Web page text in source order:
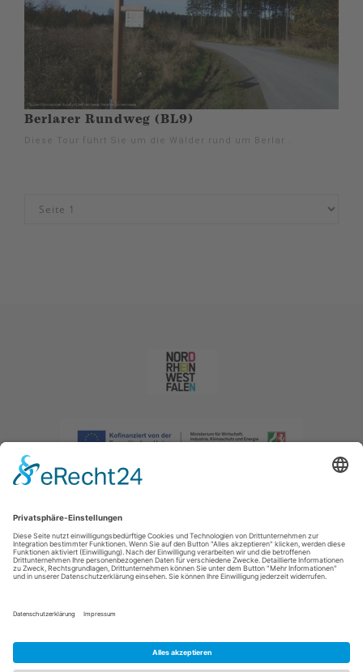
Berlarer Rundweg (BL9)
Diese Tour führt Sie um die Wälder rund um Berlar .
Impressum|Datenschutzerklärung|Barrierefreiheitserklärung
E: info@sauerland.com